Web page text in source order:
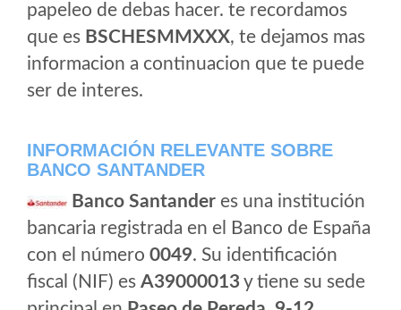
papeleo de debas hacer. te recordamos
que es BSCHESMMXXX, te dejamos mas
informacion a continuacion que te puede
ser de interes.
INFORMACIÓN RELEVANTE SOBRE
BANCO SANTANDER
Banco Santander es una institución
bancaria registrada en el Banco de España
con el número 0049. Su identificación
fiscal (NIF) es A39000013y tiene su sede